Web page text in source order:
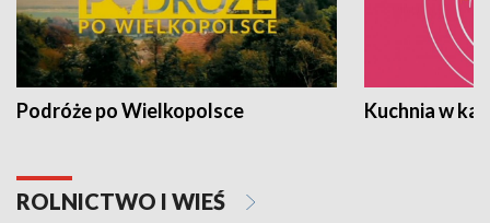
Podróże po Wielkopolsce Kuchnia w
ROLNICTWO I WIEŚ